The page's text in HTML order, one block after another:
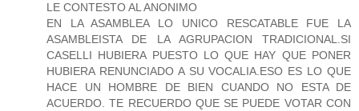
LE CONTESTO AL ANONIMO
EN LA ASAMBLEA LO UNICO RESCATABLE FUE LA
ASAMBLEISTA DE LA AGRUPACION TRADICIONAL.SI
CASELLI HUBIERA PUESTO LO QUE HAY QUE PONER
HUBIERA RENUNCIADO A SU VOCALIA.ESO ES LO QUE
HACE UN HOMBRE DE BIEN CUANDO NO ESTA DE
ACUERDO. TE RECUERDO QUE SE PUEDE VOTAR CON